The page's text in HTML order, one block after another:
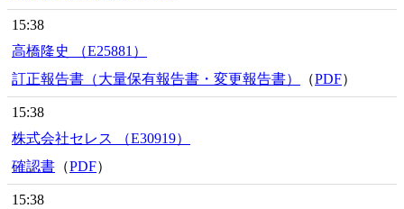
15:38
高橋隆史 （E25881）
訂正報告書（大量保有報告書・変更報告書）
（PDF）
15:38
株式会社セレス （E30919）
確認書 （PDF）
15:38